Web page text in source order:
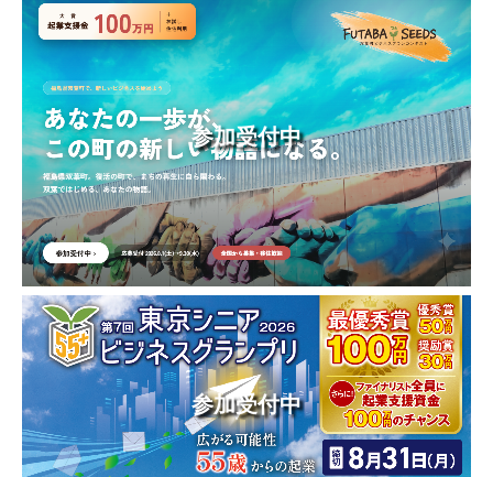
参加受付中
参加受付中